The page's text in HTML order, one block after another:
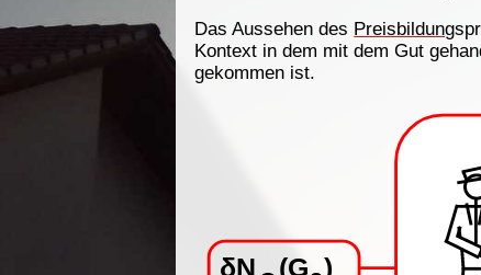
Das Aussehen des Preisbildung
Kontext in dem mit dem Gut
gekommen ist.